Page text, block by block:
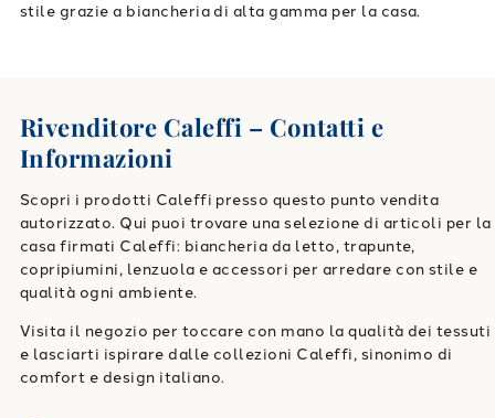
stile grazie a biancheria di alta gamma per la casa.
Rivenditore Caleffi – Contatti e
Informazioni
Scopri i prodotti Caleffi presso questo punto vendita
autorizzato. Qui puoi trovare una selezione di articoli per la
casa firmati Caleffi: biancheria da letto, trapunte,
copripiumini, lenzuola e accessori per arredare con stile e
qualità ogni ambiente.
Visita il negozio per toccare con mano la qualità dei tessuti
e lasciarti ispirare dalle collezioni Caleffi, sinonimo di
comfort e design italiano.